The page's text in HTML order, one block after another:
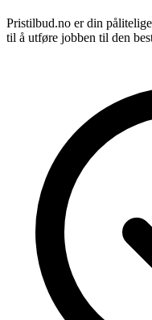
Pristilbud.no er din
til å utføre jobben til den